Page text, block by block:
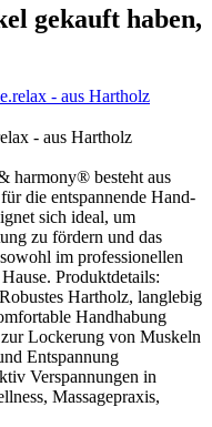
gekauft haben,
- aus Hartholz
harmony® besteht aus
die entspannende Hand-
sich ideal, um
zu fördern und das
im professionellen
Produktdetails:
Hartholz, langlebig
Handhabung
Lockerung von Muskeln
Entspannung
Verspannungen in
Massagepraxis,